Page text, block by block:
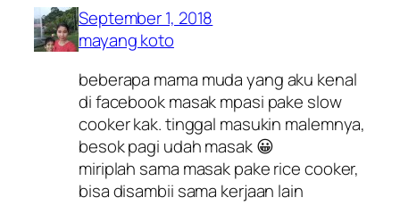
September 1, 2018
mayang koto
beberapa mama muda yang aku kenal
di facebook masak mpasi pake slow
cooker kak. tinggal masukin malemnya,
besok pagi udah masak 😀
miriplah sama masak pake rice cooker,
bisa disambii sama kerjaan lain